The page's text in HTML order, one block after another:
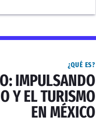
¿QUÉ ES?
IMPULSANDO
Y EL TURISMO
EN MÉXICO